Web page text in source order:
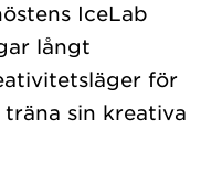
IceLab
långt
för
sin kreativa